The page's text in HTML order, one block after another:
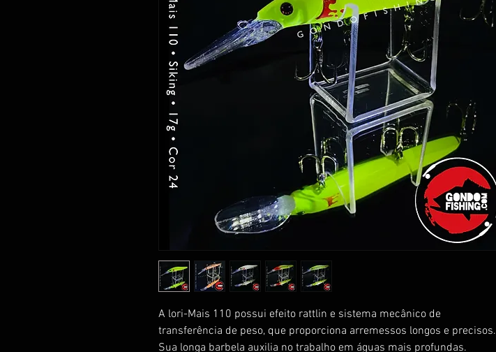
A lori-Mais 110 possui efeito rattlin e sistema mecânico de
transferência de peso, que proporciona arremessos longos e precisos.
Sua longa barbela auxilia no trabalho em águas mais profundas.